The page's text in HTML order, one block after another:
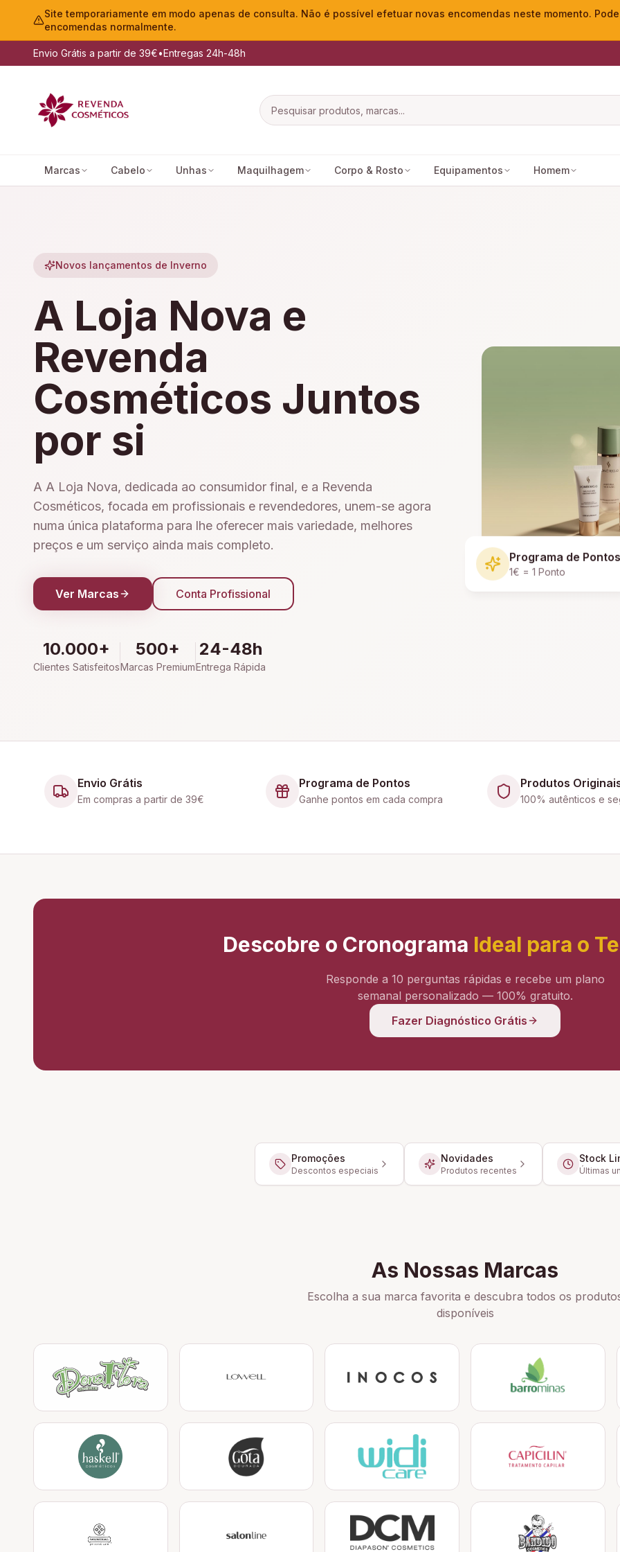
Site temporariamente em modo apenas de consulta. Não é possível efetuar novas encomendas neste momento.
encomendas normalmente.
Envio Grátis a partir de 39€•Entregas 24h-48h
Marcas Cabelo Unhas Maquilhagem Corpo & Rosto Equipamentos Homem
Novos lançamentos de Inverno
A Loja Nova e
Revenda
Cosméticos Juntos
por si
A A Loja Nova, dedicada ao consumidor final, e a Revenda
Cosméticos, focada em profissionais e revendedores, unem-se agora
numa única plataforma para lhe oferecer mais variedade, melhores
preços e um serviço ainda mais completo.
Ver Marcas Conta Profissional
10.000+
Clientes Satisfeitos
500+
Marcas Premium
24-48h
Entrega Rápida
Programa de Pontos
1€ = 1 Ponto
Envio Grátis
Em compras a partir de 39€
Programa de Pontos
Ganhe pontos em cada compra
Produtos
100% autênticos e
Descobre o Cronograma Ideal para o
Responde a 10 perguntas rápidas e recebe um plano
semanal personalizado — 100% gratuito.
Fazer Diagnóstico Grátis
Promoções
Descontos especiais
Novidades
Produtos recentes
Stock
Últimas
As Nossas Marcas
Escolha a sua marca favorita e descubra todos os
disponíveis